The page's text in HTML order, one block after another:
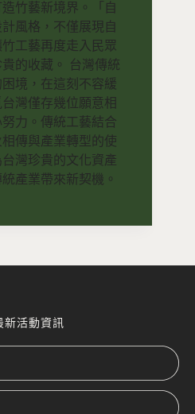
竹藝新境界。「自
風格，不僅展現自
工藝再度走入民眾
的收藏。 台灣傳統
境，在這刻不容緩
灣僅存幾位願意相
力。傳統工藝結合
傳與產業轉型的使
灣珍貴的文化資產
產業帶來新契機。
新活動資訊